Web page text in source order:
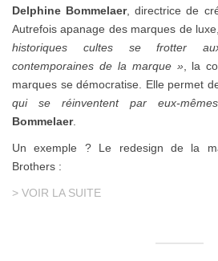
Delphine Bommelaer, directrice de
Autrefois apanage des marques de
historiques cultes se frotter
contemporaines de la marque », la
marques se démocratise. Elle permet
qui se réinventent par eux-
Bommelaer.
Un exemple ? Le redesign de la
Brothers :
> VOIR LA SUITE